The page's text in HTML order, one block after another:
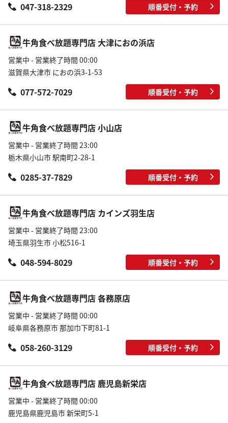
047-318-2329 順番受付・予約
牛角食べ放題専門店 大津におの浜店
営業中 - 営業終了時間 00:00
滋賀県大津市 におの浜3-1-53
077-572-7029 順番受付・予約
牛角食べ放題専門店 小山店
営業中 - 営業終了時間 23:00
栃木県小山市 駅南町2-28-1
0285-37-7829 順番受付・予約
牛角食べ放題専門店 カインズ羽生店
営業中 - 営業終了時間 23:00
埼玉県羽生市 小松516-1
048-594-8029 順番受付・予約
牛角食べ放題専門店 各務原店
営業中 - 営業終了時間 00:00
岐阜県各務原市 那加巾下町81-1
058-260-3129 順番受付・予約
牛角食べ放題専門店 鹿児島新栄店
営業中 - 営業終了時間 00:00
鹿児島県鹿児島市 新栄町5-1